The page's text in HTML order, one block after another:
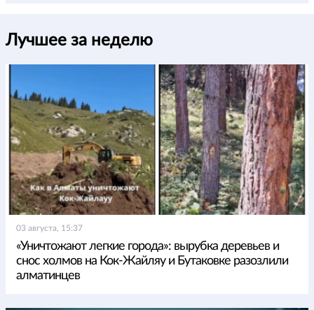
Лучшее за неделю
03 августа, 15:37
«Уничтожают легкие города»: вырубка деревьев и
снос холмов на Кок-Жайляу и Бутаковке разозлили
алматинцев